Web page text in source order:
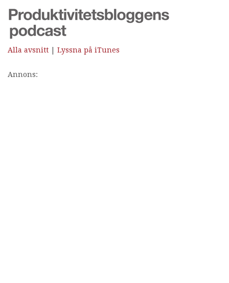
Alla avsnitt Lyssna på iTunes
Annons: